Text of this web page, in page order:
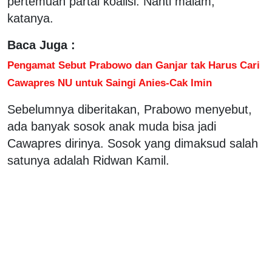
katanya.
Baca Juga :
Pengamat Sebut Prabowo dan Ganjar tak Harus Cari
Cawapres NU untuk Saingi Anies-Cak Imin
Sebelumnya diberitakan, Prabowo menyebut,
ada banyak sosok anak muda bisa jadi
Cawapres dirinya. Sosok yang dimaksud salah
satunya adalah Ridwan Kamil.